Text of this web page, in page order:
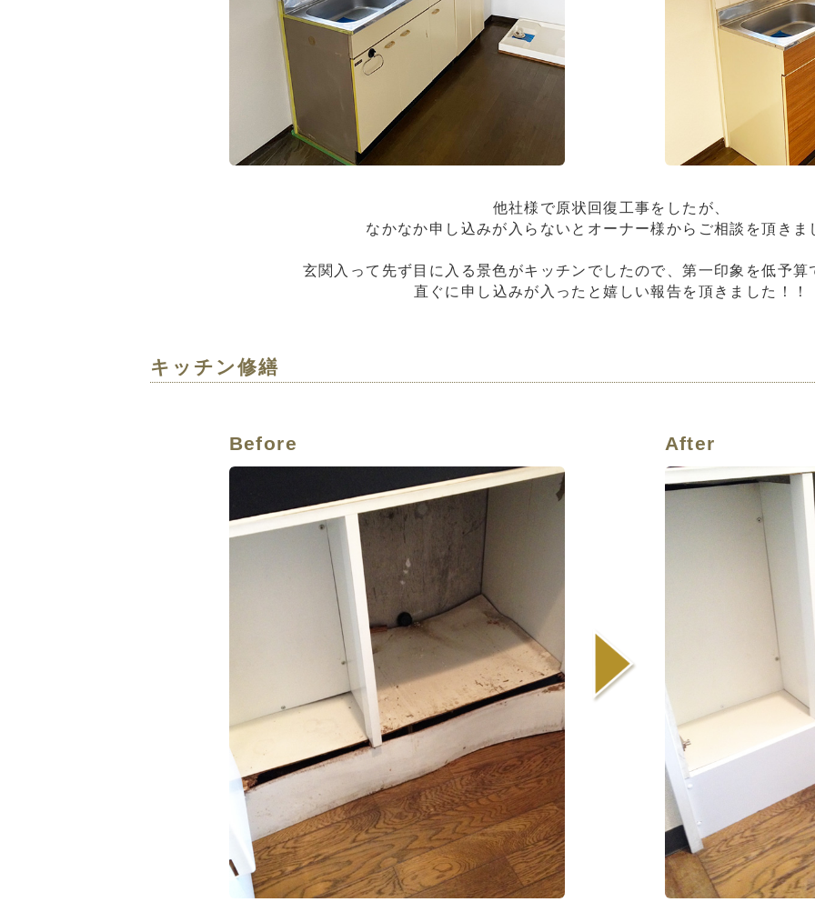
他社様で原状回復工事をしたが、
なかなか申し込みが入らないとオーナー様からご相談を頂きま
玄関入って先ず目に入る景色がキッチンでしたので、第一印象を低予算
直ぐに申し込みが入ったと嬉しい報告を頂きました！！
キッチン修繕
Before After